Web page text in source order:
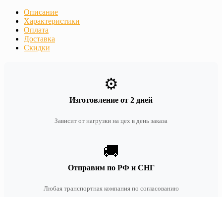
Описание
Характеристики
Оплата
Доставка
Скидки
⚙️
Изготовление от 2 дней
Зависит от нагрузки на цех в день заказа
🚚
Отправим по РФ и СНГ
Любая транспортная компания по согласованию